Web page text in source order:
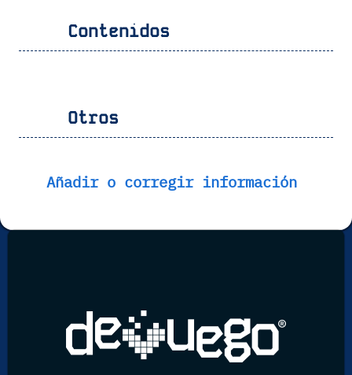
Contenidos
Otros
Añadir o corregir información